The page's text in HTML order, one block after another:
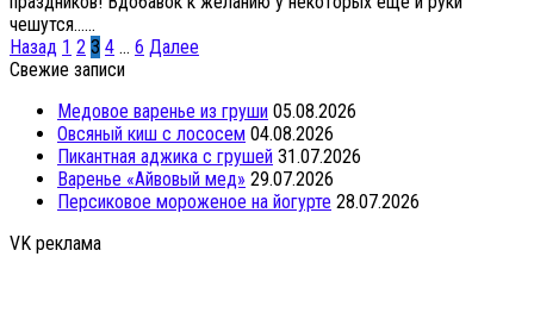
чешутся…...
Пагинация
записей
Назад 1 2 3 4 … 6 Далее
Свежие записи
Медовое варенье из груши 05.08.2026
Овсяный киш с лососем 04.08.2026
Пикантная аджика с грушей 31.07.2026
Варенье «Айвовый мед» 29.07.2026
Персиковое мороженое на йогурте 28.07.2026
VK реклама